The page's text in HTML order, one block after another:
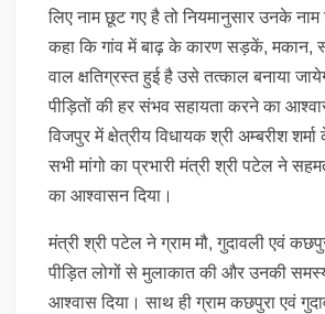
लिए नाम छूट गए है तो नियमानुसार उनके
कहा कि गांव में बाढ़ के कारण सड़कें, मकान,
वाल क्षतिग्रस्त हुई है उसे तत्काल बनाया
पीड़ितों की हर संभव सहायता करने का
विजपुर में क्षेत्रीय विधायक श्री अम्बरीश शर्मा
सभी मांगो का प्रभारी मंत्री श्री पटेल ने
का आश्वासन दिया।
मंत्री श्री पटेल ने ग्राम मौ, गुदावली एवं
पीड़ित लोगों से मुलाकात की और उनकी
आश्वास दिया। साथ ही ग्राम कछपुरा एवं